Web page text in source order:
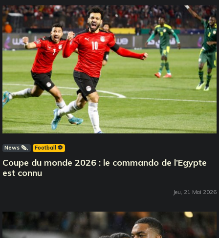
News 🗞️ Football ⚽️
Coupe du monde 2026 : le commando de l’Egypte
est connu
Jeu, 21 Mai 2026